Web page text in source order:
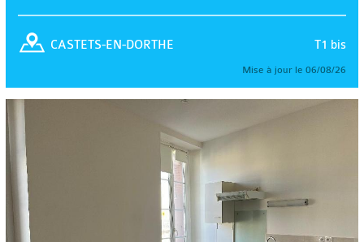
T1 bis
CASTETS-EN-DORTHE
Mise à jour le 06/08/26